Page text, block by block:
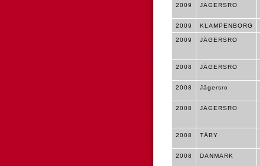
2009 JÄGERSRO
2009 KLAMPENBORG
2009 JÄGERSRO
2008 JÄGERSRO
2008 Jägersro
2008 JÄGERSRO
2008 TÄBY
2008 DANMARK